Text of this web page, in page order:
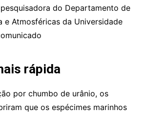
do Departamento de
e Atmosféricas da Universidade
rápida
por chumbo de urânio, os
que os espécimes marinhos